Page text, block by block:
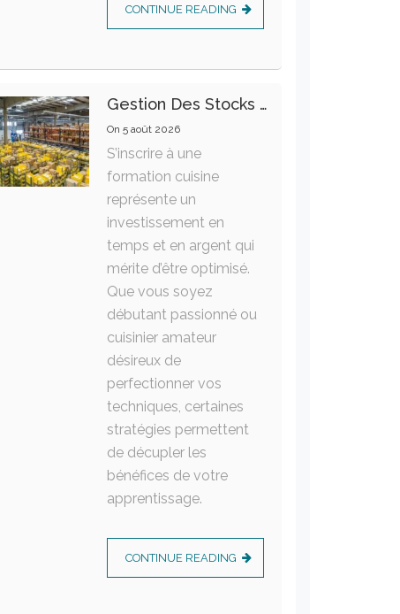
CONTINUE READING
Gestion Des Stocks : Meilleures Pratiques Intralogistiques
On 5 août 2026
S’inscrire à une
formation cuisine
représente un
investissement en
temps et en argent qui
mérite d’être optimisé.
Que vous soyez
débutant passionné ou
cuisinier amateur
désireux de
perfectionner vos
techniques, certaines
stratégies permettent
de décupler les
bénéfices de votre
apprentissage.
CONTINUE READING